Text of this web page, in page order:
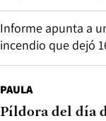
Informe apunta a
incendio que dejó
PAULA
Píldora del día